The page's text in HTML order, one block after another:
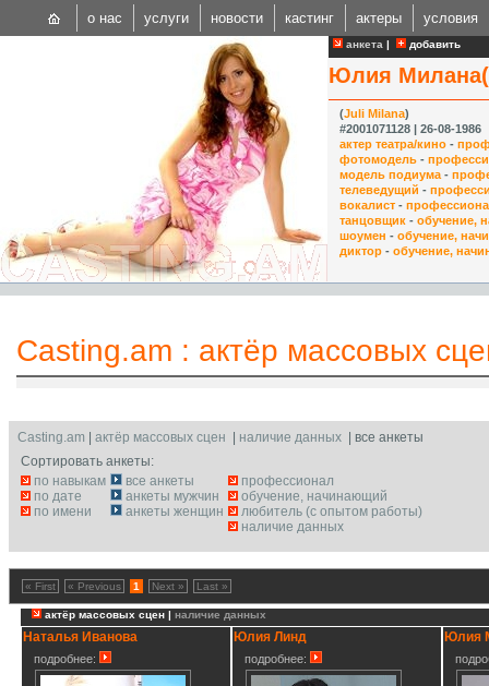
анкета | добавить
Юлия
(Juli Milana)
#2001071128 | 26-08-1986
актер театра/кино -
фотомодель -
модель подиума -
телеведущий -
вокалист -
танцовщик - обучение,
шоумен - обучение,
диктор - обучение,
Casting.am : актёр массовых
Casting.am актёр массовых сцен наличие данных | все анкеты
Сортировать анкеты:
по навыкам
по дате
по имени
все анкеты
анкеты мужчин
анкеты женщин
профессионал
обучение, начинающий
любитель (с опытом работы)
наличие данных
« First « Previous 1 Next » Last »
актёр массовых сцен | наличие данных
Наталья Иванова
подробнее:
Юлия Линд
подробнее:
Юлия
о нас услуги новости кастинг актеры условия